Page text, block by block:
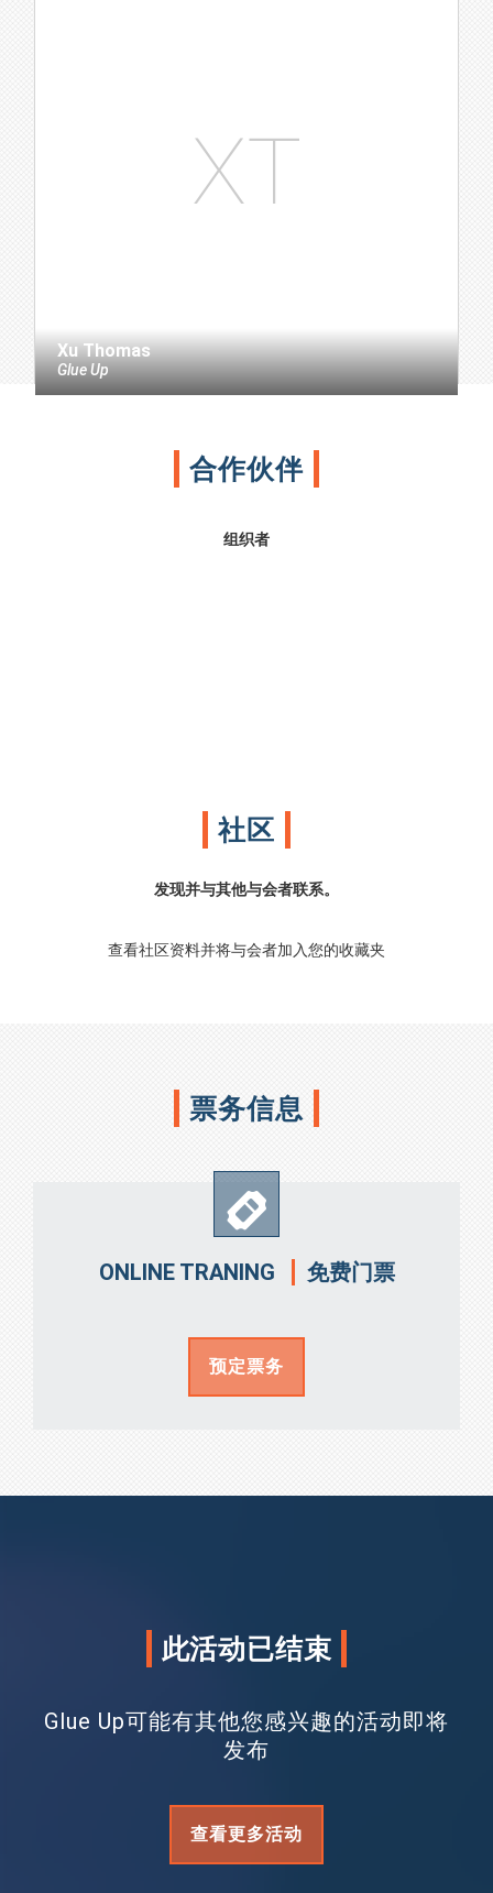
XT
Xu Thomas
Glue Up
合作伙伴
组织者
社区
发现并与其他与会者联系。
查看社区资料并将与会者加入您的收藏夹
票务信息
ONLINE TRANING 免费门票
预定票务
此活动已结束
Glue Up可能有其他您感兴趣的活动即将
发布
查看更多活动